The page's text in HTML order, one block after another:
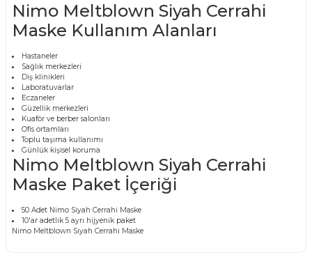
Nimo Meltblown Siyah Cerrahi
Maske Kullanım Alanları
Hastaneler
Sağlık merkezleri
Diş klinikleri
Laboratuvarlar
Eczaneler
Güzellik merkezleri
Kuaför ve berber salonları
Ofis ortamları
Toplu taşıma kullanımı
Günlük kişisel koruma
Nimo Meltblown Siyah Cerrahi
Maske Paket İçeriği
50 Adet Nimo Siyah Cerrahi Maske
10'ar adetlik 5 ayrı hijyenik paket
Nimo Meltblown Siyah Cerrahi Maske